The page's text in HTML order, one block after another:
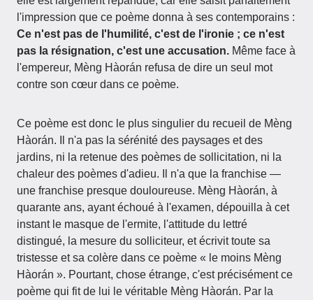
l'impression que ce poème donna à ses contemporains :
Ce n'est pas de l'humilité, c'est de l'ironie ; ce n'est
pas la résignation, c'est une accusation. Même face à
l'empereur, Mèng Hàorán refusa de dire un seul mot
contre son cœur dans ce poème.
Ce poème est donc le plus singulier du recueil de Mèng
Hàorán. Il n'a pas la sérénité des paysages et des
jardins, ni la retenue des poèmes de sollicitation, ni la
chaleur des poèmes d'adieu. Il n'a que la franchise —
une franchise presque douloureuse. Mèng Hàorán, à
quarante ans, ayant échoué à l'examen, dépouilla à cet
instant le masque de l'ermite, l'attitude du lettré
distingué, la mesure du solliciteur, et écrivit toute sa
tristesse et sa colère dans ce poème « le moins Mèng
Hàorán ». Pourtant, chose étrange, c'est précisément ce
poème qui fit de lui le véritable Mèng Hàorán. Par la